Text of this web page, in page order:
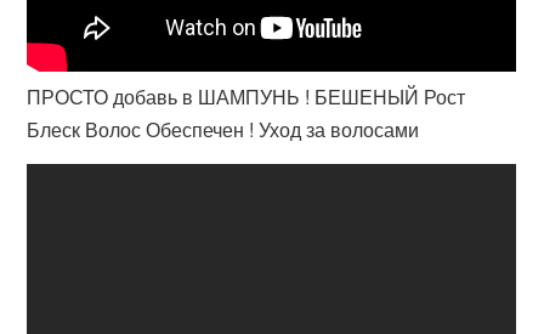
ПРОСТО добавь в ШАМПУНЬ ! БЕШЕНЫЙ Рост
Блеск Волос Обеспечен ! Уход за волосами